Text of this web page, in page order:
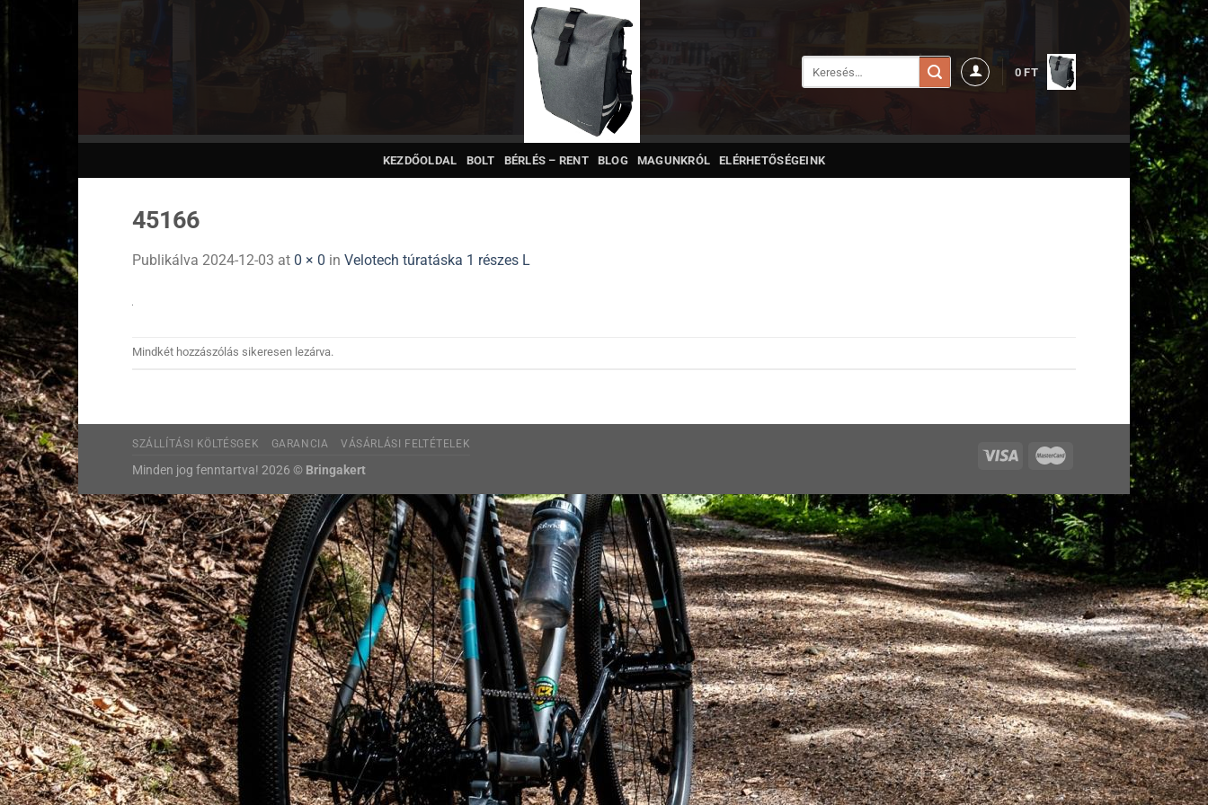
0FT
KEZDŐOLDAL BOLT BÉRLÉS – RENT BLOG MAGUNKRÓL ELÉRHETŐSÉGEINK
45166
Publikálva 2024-12-03 at 0 × 0 in Velotech túratáska 1 részes L
Mindkét hozzászólás sikeresen lezárva.
SZÁLLÍTÁSI KÖLTÉSGEK GARANCIA VÁSÁRLÁSI FELTÉTELEK
Minden jog fenntartva! 2026 © Bringakert